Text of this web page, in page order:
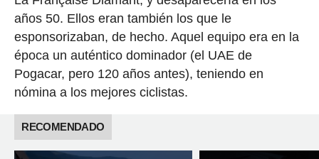
años 50. Ellos eran también los que le
esponsorizaban, de hecho. Aquel equipo era en la
época un auténtico dominador (el UAE de
Pogacar, pero 120 años antes), teniendo en
nómina a los mejores ciclistas.
RECOMENDADO